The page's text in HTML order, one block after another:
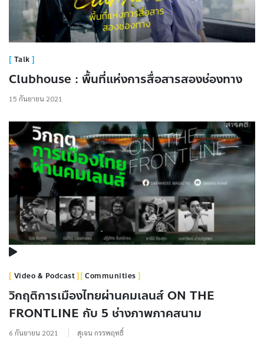
Talk
Clubhouse : พื้นที่แห่งการสื่อสารสองช่องทาง
15 กันยายน 2021
Video & Podcast Communities
วิกฤติการเมืองไทยผ่านคมเลนส์ ON THE
FRONTLINE กับ 5 ช่างภาพภาคสนาม
6 กันยายน 2021 สุเจน กรรพฤทธิ์